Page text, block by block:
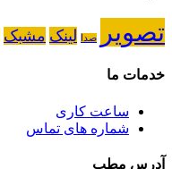
تصویر صدا لینک مشبک
خدمات ما
ساعت کاری
شماره های تماس
آدرس مطب